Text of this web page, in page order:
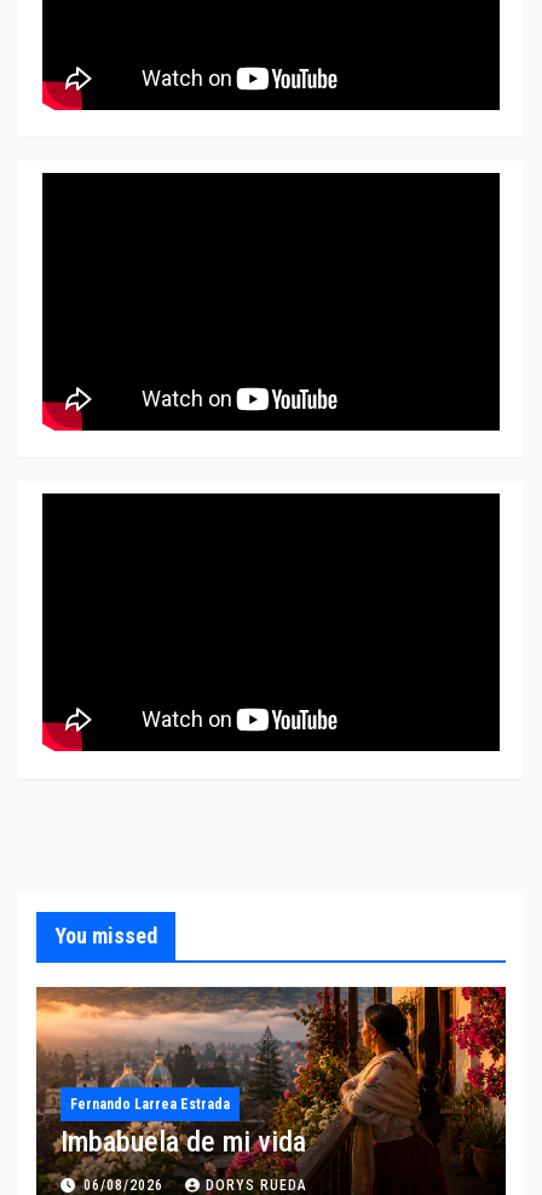
You missed
Fernando Larrea Estrada
Imbabuela de mi vida
06/08/2026 DORYS RUEDA